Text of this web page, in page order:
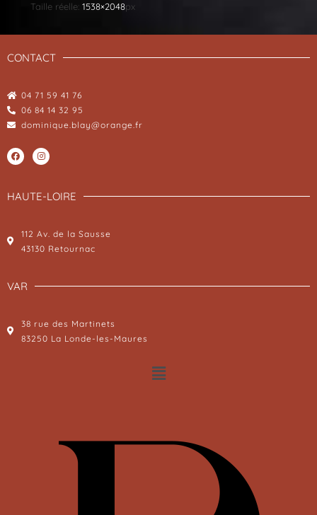
Taille réelle: 1538×2048px
CONTACT
04 71 59 41 76
06 84 14 32 95
dominique.blay@orange.fr
HAUTE-LOIRE
112 Av. de la Sausse
43130 Retournac
VAR
38 rue des Martinets
83250 La Londe-les-Maures